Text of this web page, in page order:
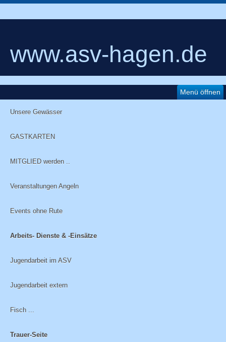
www.asv-hagen.de
Menü öffnen
Unsere Gewässer
GASTKARTEN
MITGLIED werden ..
Veranstaltungen Angeln
Events ohne Rute
Arbeits- Dienste & -Einsätze
Jugendarbeit im ASV
Jugendarbeit extern
Fisch ...
Trauer-Seite